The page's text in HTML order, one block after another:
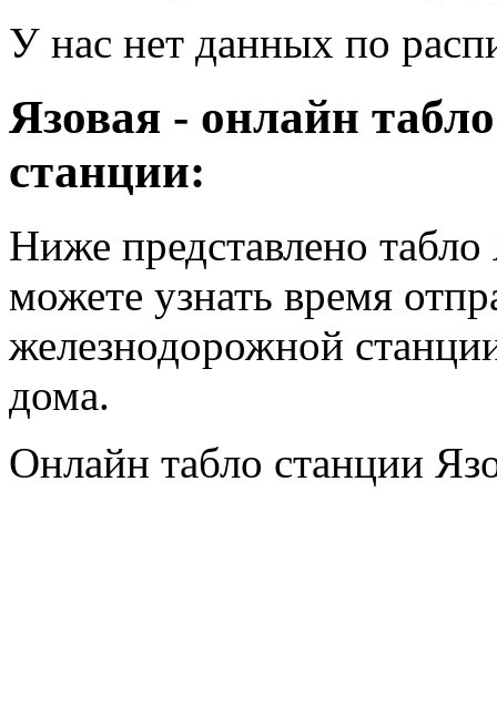
У нас нет данных по
Язовая - онлайн
станции:
Ниже представлено
можете узнать время
железнодорожной
дома.
Онлайн табло станции